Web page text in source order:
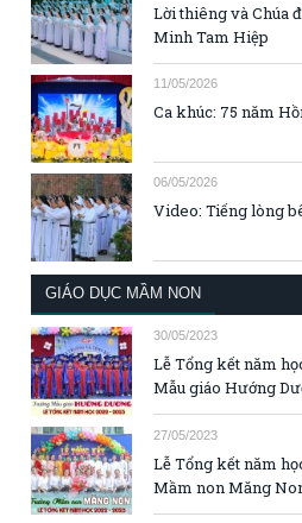
Lời thiêng và Chúa
Minh Tam Hiệp
11/05/2026
Ca khúc: 75 năm
06/05/2026
Video: Tiếng lòng
GIÁO DỤC MẦM NON
30/05/2023
Lễ Tổng kết năm
Mẫu giáo Hướng
27/05/2023
Lễ Tổng kết năm
Mầm non Măng